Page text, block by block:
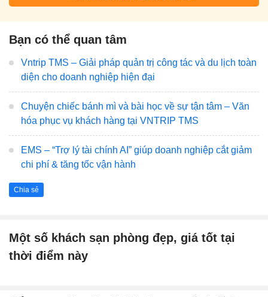
Bạn có thể quan tâm
Vntrip TMS – Giải pháp quản trị công tác và du lịch toàn
diện cho doanh nghiệp hiện đại
Chuyện chiếc bánh mì và bài học về sự tận tâm – Văn
hóa phục vụ khách hàng tại VNTRIP TMS
EMS – “Trợ lý tài chính AI” giúp doanh nghiệp cắt giảm
chi phí & tăng tốc vận hành
Chia sẻ
Một số khách sạn phòng đẹp, giá tốt tại
thời điểm này